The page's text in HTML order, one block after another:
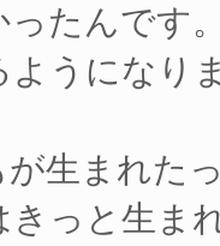
たんです
ようになり
生まれた
きっと生ま